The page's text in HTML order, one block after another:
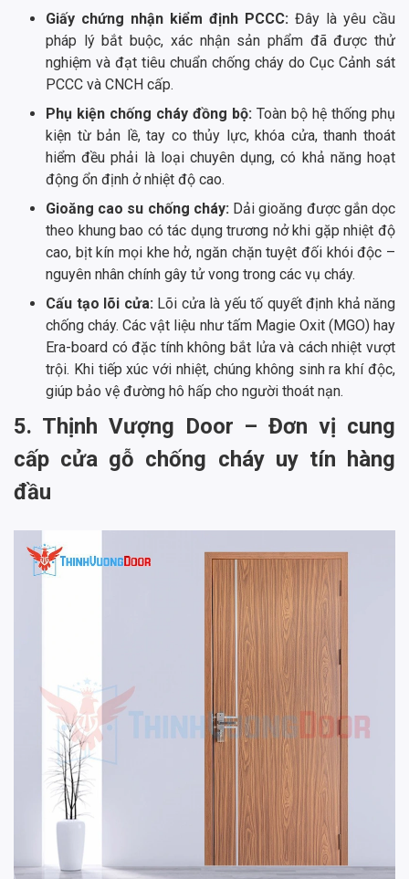
Giấy chứng nhận kiểm định PCCC: Đây là yêu cầu
pháp lý bắt buộc, xác nhận sản phẩm đã được thử
nghiệm và đạt tiêu chuẩn chống cháy do Cục Cảnh sát
PCCC và CNCH cấp.
Phụ kiện chống cháy đồng bộ: Toàn bộ hệ thống phụ
kiện từ bản lề, tay co thủy lực, khóa cửa, thanh thoát
hiểm đều phải là loại chuyên dụng, có khả năng hoạt
động ổn định ở nhiệt độ cao.
Gioăng cao su chống cháy:Dải gioăng được gắn dọc
theo khung bao có tác dụng trương nở khi gặp nhiệt độ
cao, bịt kín mọi khe hở, ngăn chặn tuyệt đối khói độc –
nguyên nhân chính gây tử vong trong các vụ cháy.
Cấu tạo lõi cửa: Lõi cửa là yếu tố quyết định khả năng
chống cháy. Các vật liệu như tấm Magie Oxit (MGO) hay
Era-board có đặc tính không bắt lửa và cách nhiệt vượt
trội. Khi tiếp xúc với nhiệt, chúng không sinh ra khí độc,
giúp bảo vệ đường hô hấp cho người thoát nạn.
5. Thịnh Vượng Door – Đơn vị cung
cấp cửa gỗ chống cháy uy tín hàng
đầu